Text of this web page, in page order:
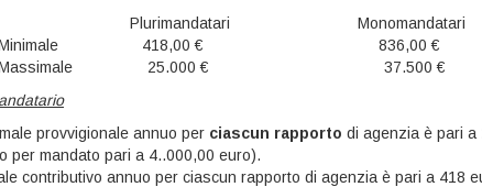
Monomandatari
418,00 € 836,00 €
25.000 € 37.500 €
provvigionale annuo per ciascun rapporto di agenzia è pari a
per mandato pari a 4..000,00 euro).
contributivo annuo per ciascun rapporto di agenzia è pari a 418